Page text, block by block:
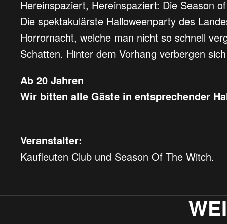
Hereinspaziert, Hereinspaziert: Die Season
Die spektakulärste Halloweenparty des
Horrornacht, welche man nicht so schnell
Schatten. Hinter dem Vorhang verbergen
Ab 20 Jahren
Wir bitten alle Gäste in entsprechender
Veranstalter:
Kaufleuten Club und Season Of The Witch.